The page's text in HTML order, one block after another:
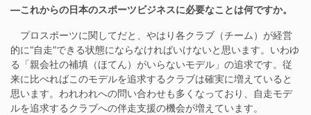
―これからの日本のスポーツビジネスに必要なことは何ですか。
プロスポーツに関してだと、やはり各クラブ（チーム）が経営
的に“自走”できる状態にならなければいけないと思います。いわゆ
る「親会社の補填（ほてん）がいらないモデル」の追求です。従
来に比べればこのモデルを追求するクラブは確実に増えていると
思います。われわれへの問い合わせも多くなっており、自走モデ
ルを追求するクラブへの伴走支援の機会が増えています。